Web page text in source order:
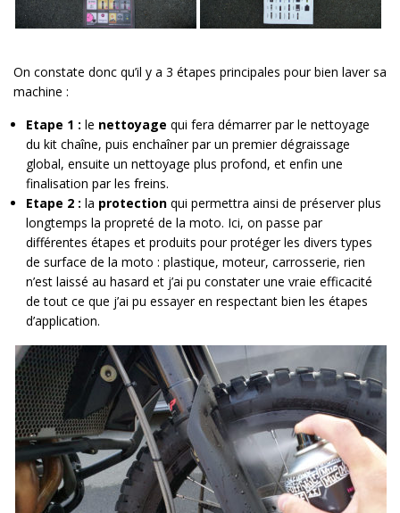
On constate donc qu’il y a 3 étapes principales pour bien laver sa
machine :
Etape 1 : le nettoyage qui fera démarrer par le nettoyage
du kit chaîne, puis enchaîner par un premier dégraissage
global, ensuite un nettoyage plus profond, et enfin une
finalisation par les freins.
Etape 2 : la protection qui permettra ainsi de préserver plus
longtemps la propreté de la moto. Ici, on passe par
différentes étapes et produits pour protéger les divers types
de surface de la moto : plastique, moteur, carrosserie, rien
n’est laissé au hasard et j’ai pu constater une vraie efficacité
de tout ce que j’ai pu essayer en respectant bien les étapes
d’application.